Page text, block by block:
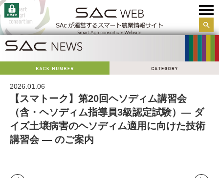
サイ
2026.01.06
【スマトーク】第20回ヘソディム講習会
（含・ヘソディム指導員3級認定試験）― ダ
イズ土壌病害のヘソディム適用に向けた技術
講習会 ― のご案内